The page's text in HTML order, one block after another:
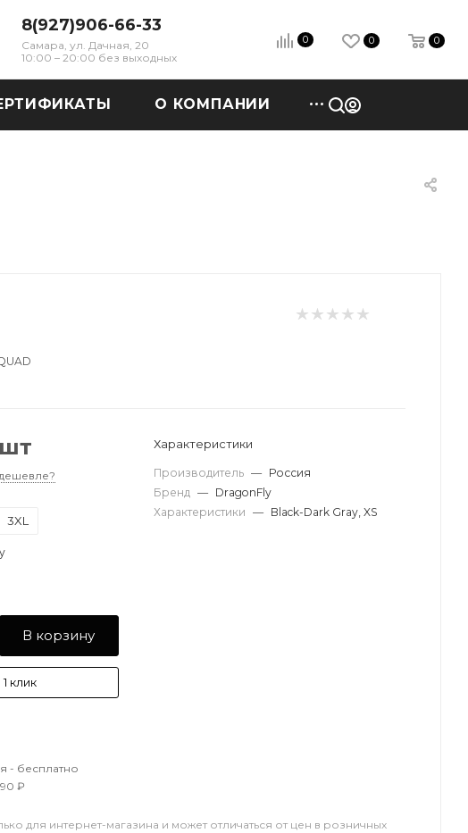
8(927)906-66-33
Самара, ул. Дачная, 20
10:00 – 20:00 без выходных
0 0 0
О КОМПАНИИ
3XL
В корзину
клик
- бесплатно
₽
Характеристики
Производитель — Россия
Бренд — DragonFly
Характеристики — Black-Dark Gray, XS
для интернет-магазина и может отличаться от цен в розничных